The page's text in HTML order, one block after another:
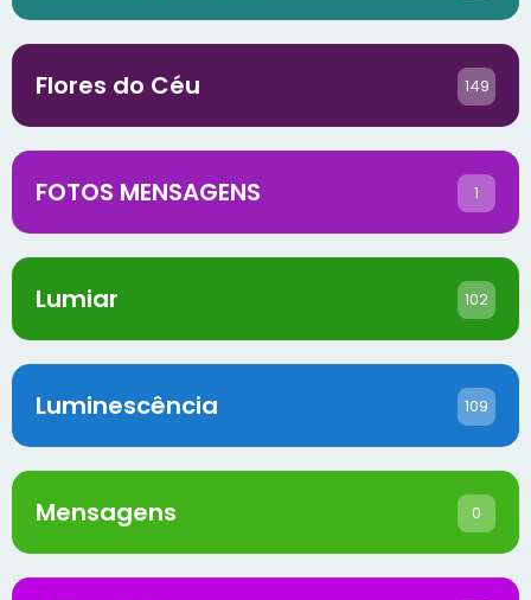
Flores do Céu 149
FOTOS MENSAGENS 1
Lumiar 102
Luminescência 109
Mensagens 0